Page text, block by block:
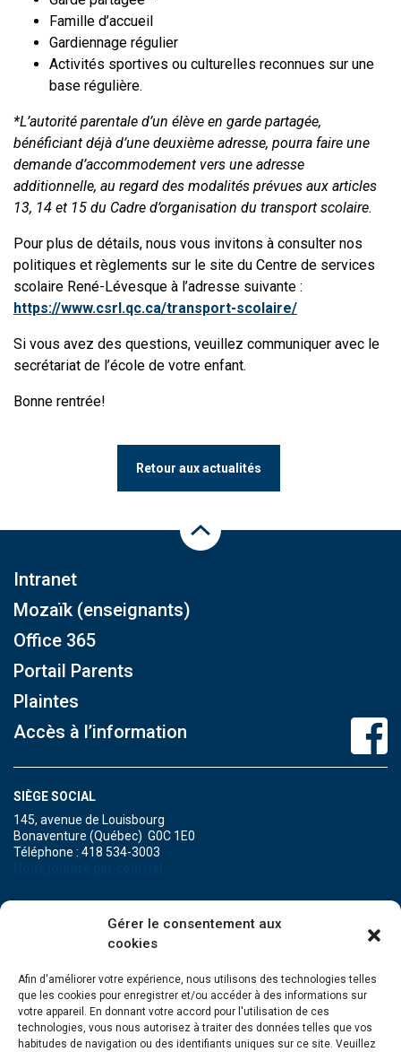
Gérer le consentement aux
cookies
Afin d'améliorer votre expérience, nous utilisons des technologies telles
que les cookies pour enregistrer et/ou accéder à des informations sur
votre appareil. En donnant votre accord pour l'utilisation de ces
technologies, vous nous autorisez à traiter des données telles que vos
habitudes de navigation ou des identifiants uniques sur ce site. Veuillez
Famille d’accueil
Gardiennage régulier
Activités sportives ou culturelles reconnues sur une
base régulière.
*L’autorité parentale d’un élève en garde partagée,
bénéficiant déjà d’une deuxième adresse, pourra faire une
demande d’accommodement vers une adresse
additionnelle, au regard des modalités prévues aux articles
13, 14 et 15 du Cadre d’organisation du transport scolaire.
Pour plus de détails, nous vous invitons à consulter nos
politiques et règlements sur le site du Centre de services
scolaire René-Lévesque à l’adresse suivante :
https://www.csrl.qc.ca/transport-scolaire/
Si vous avez des questions, veuillez communiquer avec le
secrétariat de l’école de votre enfant.
Bonne rentrée!
Retour aux actualités
Intranet
Mozaïk (enseignants)
Office 365
Portail Parents
Plaintes
Accès à l’information
SIÈGE SOCIAL
145, avenue de Louisbourg
Bonaventure (Québec) G0C 1E0
Téléphone : 418 534-3003
471A, boulevard Perron
Maria (Québec) G0C 1Y0
POINT DE SERVICE DE GRANDE-RIVIÈRE
134, Grande Allée Est
Grande-Rivière (Québec) G0C 1V0